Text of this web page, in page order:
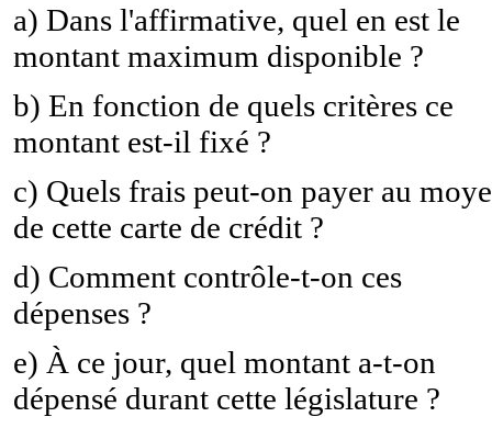
a) Dans l'affirmative, quel en est le
montant maximum disponible ?
b) En fonction de quels critères ce
montant est-il fixé ?
c) Quels frais peut-on payer au
de cette carte de crédit ?
d) Comment contrôle-t-on ces
dépenses ?
e) À ce jour, quel montant a-t-on
dépensé durant cette législature ?